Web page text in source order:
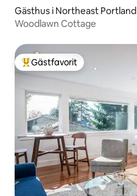
Gästhus i Northeast Portland
Woodlawn Cottage
Populär gästfavorit
Gästfavorit